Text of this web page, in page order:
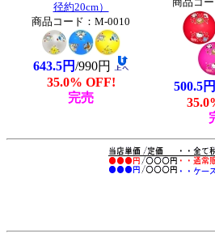
径約20cm）
商品コード：M-0010
643.5円/990円
35.0% OFF!
完売
500.5円